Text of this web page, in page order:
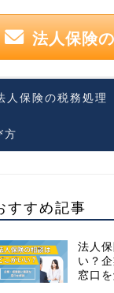
法人保険
人保険の税務処理
方
すすめ記事
法人
い？
窓口